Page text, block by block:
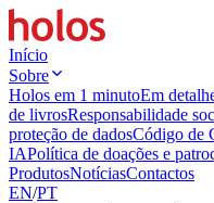
Início
Sobre
Holos em 1 minutoEm
de livrosResponsabilidade
proteção de dadosCódigo de
IAPolítica de doações e
ProdutosNotíciasContactos
EN/PT